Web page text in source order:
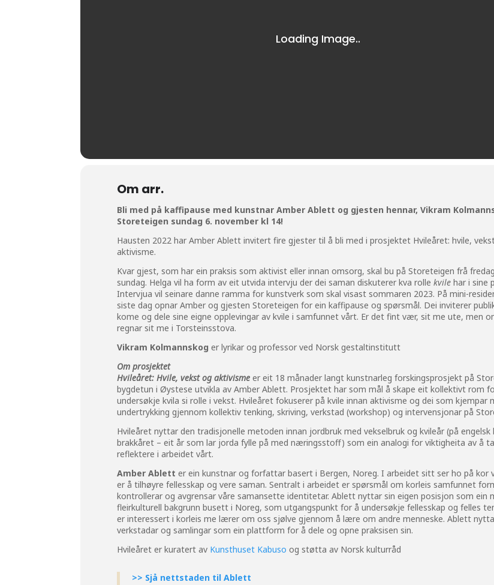
Om arr.
Bli med på kaffipause med kunstnar Amber Ablett og gjesten hennar, Vikram
Storeteigen sundag 6. november kl 14!
Hausten 2022 har Amber Ablett invitert fire gjester til å bli med i prosjektet Hvileåret: hvile,
aktivisme.
Kvar gjest, som har ein praksis som aktivist eller innan omsorg, skal bu på Storeteigen frå
sundag. Helga vil ha form av eit utvida intervju der dei saman diskuterer kva rollekvile har i sine
Intervjua vil seinare danne ramma for kunstverk som skal visast sommaren 2023. På mini-
siste dag opnar Amber og gjesten Storeteigen for ein kaffipause og spørsmål. Dei inviterer
kome og dele sine eigne opplevingar av kvile i samfunnet vårt. Er det fint vær, sit me ute, men
regnar sit me i Torsteinsstova.
Vikram Kolmannskoger lyrikar og professor ved Norsk gestaltinstitutt
Om prosjektet
Hvileåret: Hvile, vekst og aktivisme er eit 18 månader langt kunstnarleg forskingsprosjekt på
bygdetun i Øystese utvikla av Amber Ablett. Prosjektet har som mål å skape eit kollektivt rom
undersøkje kvila si rolle i vekst. Hvileåret fokuserer på kvile innan aktivisme og dei som kjempar
undertrykking gjennom kollektiv tenking, skriving, verkstad (workshop) og intervensjonar på
Hvileåret nyttar den tradisjonelle metoden innan jordbruk med vekselbruk og kvileår (på
brakkåret – eit år som lar jorda fylle på med næringsstoff) som ein analogi for viktigheita av å
reflektere i arbeidet vårt.
Amber Ablett er ein kunstnar og forfattar basert i Bergen, Noreg. I arbeidet sitt ser ho på kor
er å tilhøyre fellesskap og vere saman. Sentralt i arbeidet er spørsmål om korleis samfunnet
kontrollerar og avgrensar våre samansette identitetar. Ablett nyttar sin eigen posisjon som ein
fleirkulturell bakgrunn busett i Noreg, som utgangspunkt for å undersøkje fellesskap og felles
er interessert i korleis me lærer om oss sjølve gjennom å lære om andre menneske. Ablett
verkstadar og samlingar som ein plattform for å dele og opne praksisen sin.
Hvileåret er kuratert av Kunsthuset Kabuso og støtta av Norsk kulturråd
>> Sjå nettstaden til Ablett